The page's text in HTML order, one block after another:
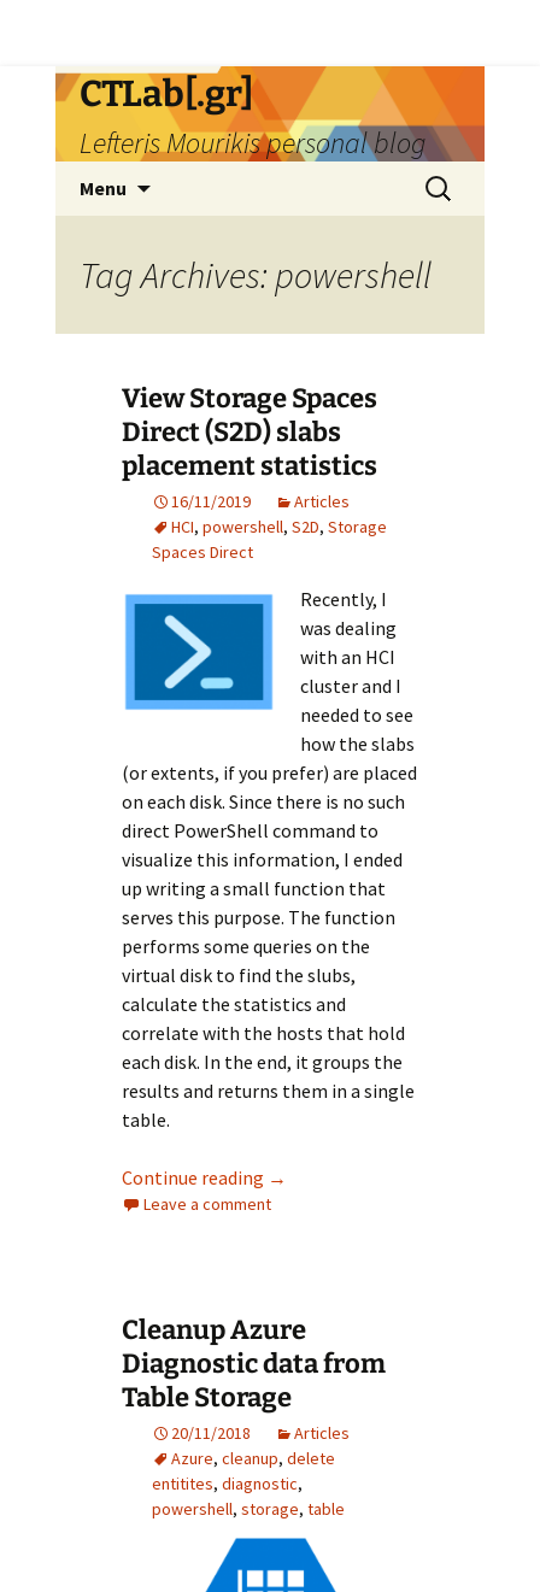
Skip
to
content
CTLab[.gr]
Lefteris Mourikis personal blog
Menu
Search
for:
Tag Archives: powershell
View Storage Spaces
Direct (S2D) slabs
placement statistics
16/11/2019
Articles
HCI, powershell, S2D, Storage
Spaces Direct
Recently, I
was dealing
with an HCI
cluster and I
needed to see
how the slabs
(or extents, if you prefer) are placed
on each disk. Since there is no such
direct PowerShell command to
visualize this information, I ended
up writing a small function that
serves this purpose. The function
performs some queries on the
virtual disk to find the slubs,
calculate the statistics and
correlate with the hosts that hold
each disk. In the end, it groups the
results and returns them in a single
table.
Continue reading View Storage Spaces Direct
→
Leave a comment
Cleanup Azure
Diagnostic data from
Table Storage
20/11/2018
Articles
Azure, cleanup, delete
entitites, diagnostic,
powershell, storage, table